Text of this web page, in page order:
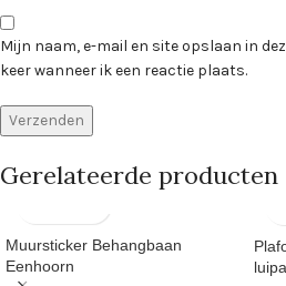
Mijn naam, e-mail en site opslaan in
keer wanneer ik een reactie plaats.
Gerelateerde producten
Muursticker Behangbaan
Eenhoorn